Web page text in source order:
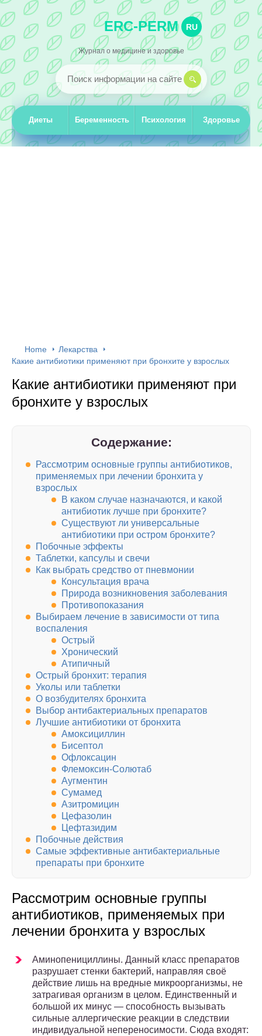
ERC-PERM RU
Журнал о медицине и здоровье
Диеты Беременность Психология Здоровье
Home
Лекарства
Какие антибиотики применяют при бронхите у взрослых
Какие антибиотики применяют при
бронхите у взрослых
Содержание:
Рассмотрим основные группы антибиотиков,
применяемых при лечении бронхита у
взрослых
В каком случае назначаются, и какой
антибиотик лучше при бронхите?
Существуют ли универсальные
антибиотики при остром бронхите?
Побочные эффекты
Таблетки, капсулы и свечи
Как выбрать средство от пневмонии
Консультация врача
Природа возникновения заболевания
Противопоказания
Выбираем лечение в зависимости от типа
воспаления
Острый
Хронический
Атипичный
Острый бронхит: терапия
Уколы или таблетки
О возбудителях бронхита
Выбор антибактериальных препаратов
Лучшие антибиотики от бронхита
Амоксициллин
Бисептол
Офлоксацин
Флемоксин-Солютаб
Аугментин
Сумамед
Азитромицин
Цефазолин
Цефтазидим
Побочные действия
Самые эффективные антибактериальные
препараты при бронхите
Рассмотрим основные группы
антибиотиков, применяемых при
лечении бронхита у взрослых
Аминопенициллины. Данный класс препаратов
разрушает стенки бактерий, направляя своё
действие лишь на вредные микроорганизмы, не
затрагивая организм в целом. Единственный и
большой их минус — способность вызывать
сильные аллергические реакции в следствии
индивидуальной непереносимости. Сюда входят: